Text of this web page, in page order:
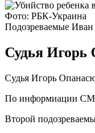
Фото: РБК-Украина
Подозреваемые
Судья Игорь
Судья Игорь
По информиации
Второй